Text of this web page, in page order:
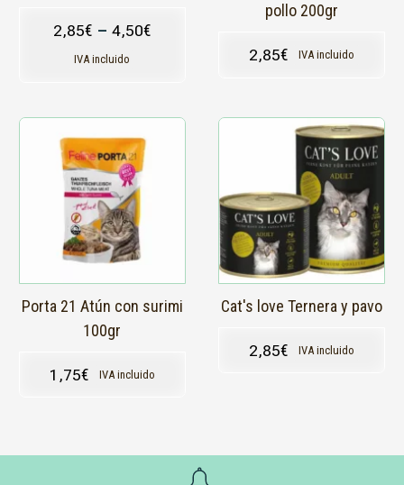
2,85€ – 4,50€
IVA incluido
página
pollo 200gr
2,85€ IVA incluido
Porta 21 Atún con surimi
100gr
1,75€ IVA incluido
Cat's love Ternera y pavo
2,85€ IVA incluido
Este
variantes.
Las
opciones
se
pueden
elegir
en
página